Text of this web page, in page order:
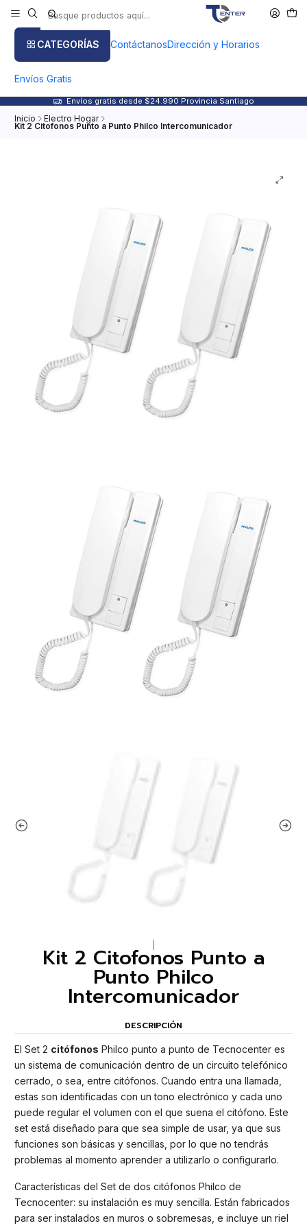
CATEGORÍAS ContáctanosDirección y Horarios
Envíos Gratis
Envíos gratis desde $24.990 Provincia Santiago
Inicio Electro Hogar
Kit 2 Citofonos Punto a Punto Philco Intercomunicador
Kit 2 Citofonos Punto a
Punto Philco
Intercomunicador
DESCRIPCIÓN
El Set 2 citófonos Philco punto a punto de Tecnocenter es
un sistema de comunicación dentro de un circuito telefónico
cerrado, o sea, entre citófonos. Cuando entra una llamada,
estas son identificadas con un tono electrónico y cada uno
puede regular el volumen con el que suena el citófono. Este
set está diseñado para que sea simple de usar, ya que sus
funciones son básicas y sencillas, por lo que no tendrás
problemas al momento aprender a utilizarlo o configurarlo.
Características del Set de dos citófonos Philco de
Tecnocenter: su instalación es muy sencilla. Están fabricados
para ser instalados en muros o sobremesas, e incluye un riel